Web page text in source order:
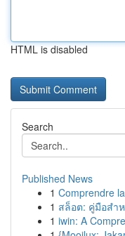
HTML is disabled
Search
Published News
1 Comprendre
1 สล็อต: คู่มือสำ
1 iwin: A